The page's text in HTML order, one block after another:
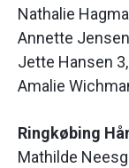
Nathalie
Annette
Jette Hansen
Amalie
Ringkøbing
Mathilde